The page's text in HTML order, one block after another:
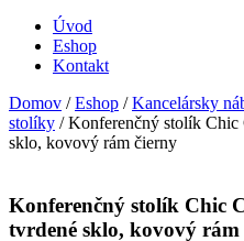
Úvod
Eshop
Kontakt
Domov /Eshop /Kancelársky
stolíky / Konferenčný stolík Chic
sklo, kovový rám čierny
Konferenčný stolík Chic
tvrdené sklo, kovový rám